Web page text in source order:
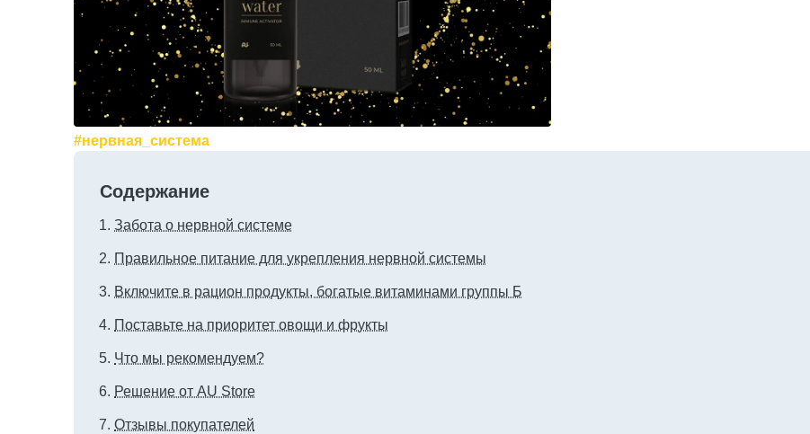
#нервная_система
Содержание
Забота о нервной системе
Правильное питание для укрепления нервной системы
Включите в рацион продукты, богатые витаминами группы Б
Поставьте на приоритет овощи и фрукты
Что мы рекомендуем?
Решение от AU Store
Отзывы покупателей